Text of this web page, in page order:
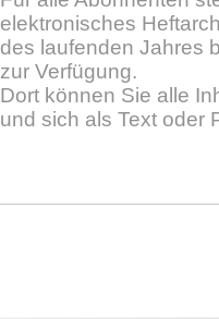
elektronisches
des laufenden Jahres
zur Verfügung.
Dort können Sie alle
und sich als Text oder